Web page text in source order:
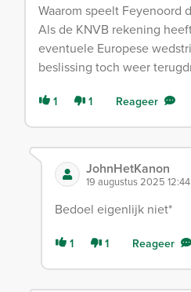
Waarom speelt Feyenoord
Als de KNVB rekening
eventuele Europese
beslissing toch weer
1 1 Reageer
JohnHetKanon
19 augustus 2025 12:44
Bedoel eigenlijk niet*
1 1 Reageer